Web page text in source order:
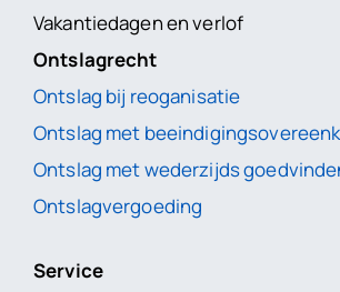
Vakantiedagen en verlof
Ontslagrecht
Ontslag bij reoganisatie
Ontslag met
Ontslag met wederzijds
Ontslagvergoeding
Service